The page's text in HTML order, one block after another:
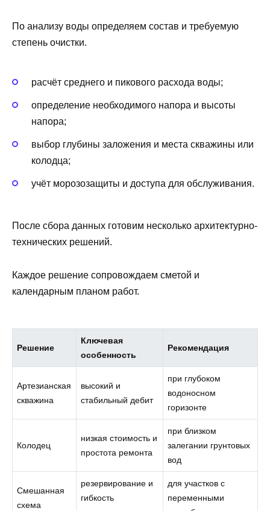
По анализу воды определяем состав и требуемую
степень очистки.
расчёт среднего и пикового расхода воды;
определение необходимого напора и высоты
напора;
выбор глубины заложения и места скважины или
колодца;
учёт морозозащиты и доступа для обслуживания.
После сбора данных готовим несколько архитектурно-
технических решений.
Каждое решение сопровождаем сметой и
календарным планом работ.
Решение
Ключевая
особенность
Рекомендация
Артезианская
скважина
высокий и
стабильный дебит
при глубоком
водоносном
горизонте
Колодец
низкая стоимость и
простота ремонта
при близком
залегании грунтовых
вод
Смешанная
схема
резервирование и
гибкость
для участков с
переменными